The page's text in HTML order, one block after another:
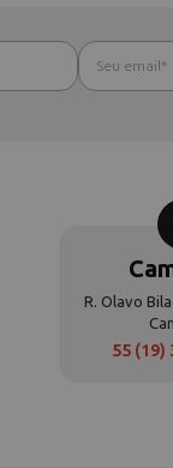
R. Olavo
55 (19)